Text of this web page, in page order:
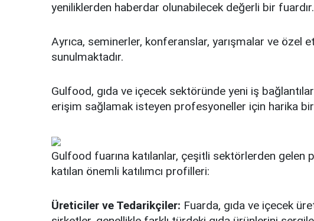
yeniliklerden haberdar olunabilecek değerli bir fuardır.
Ayrıca, seminerler, konferanslar, yarışmalar ve özel
sunulmaktadır.
Gulfood, gıda ve içecek sektöründe yeni iş
erişim sağlamak isteyen profesyoneller için harika bir
Gulfood fuarına katılanlar, çeşitli sektörlerden
katılan önemli katılımcı profilleri:
Üreticiler ve Tedarikçiler: Fuarda, gıda ve içecek